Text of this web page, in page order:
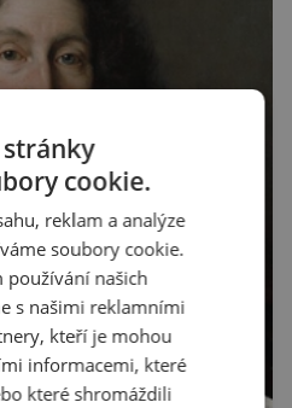
cookie.
reklam a analýze
soubory cookie.
používání našich
s našimi reklamními
kteří je mohou
informacemi, které
které shromáždili